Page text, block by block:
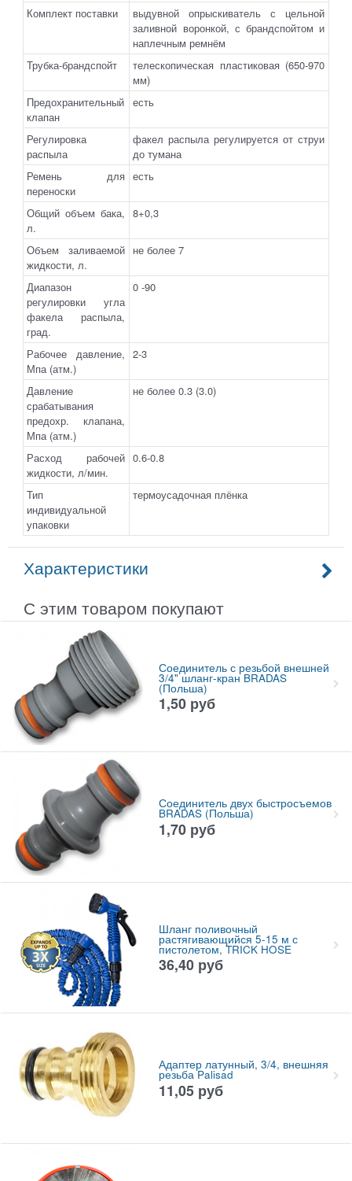
Комплект поставки
выдувной опрыскиватель с цельной
заливной воронкой, с брандспойтом и
наплечным ремнём
Трубка-брандспойт
телескопическая пластиковая (650-970
мм)
Предохранительный
клапан
есть
Регулировка
распыла
факел распыла регулируется от струи
до тумана
Ремень для
переноски
есть
Общий объем бака,
л.
8+0,3
Объем заливаемой
жидкости, л.
не более 7
Диапазон
регулировки угла
факела распыла,
град.
0 -90
Рабочее давление,
Мпа (атм.)
2-3
Давление
срабатывания
предохр. клапана,
Мпа (атм.)
не более 0.3 (3.0)
Расход рабочей
жидкости, л/мин.
0.6-0.8
Тип
индивидуальной
упаковки
термоусадочная плёнка
Характеристики
С этим товаром покупают
Соединитель с резьбой внешней
3/4" шланг-кран BRADAS
(Польша)
1,50 руб
Соединитель двух быстросъемов
BRADAS (Польша)
1,70 руб
Шланг поливочный
растягивающийся 5-15 м с
пистолетом, TRICK HOSE
36,40 руб
Адаптер латунный, 3/4, внешняя
резьба Palisad
11,05 руб